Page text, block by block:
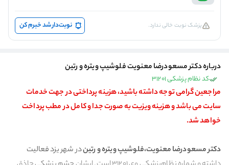
پزشک نوبت خالی ندارد. نوبت‌دار شد خبرم کن
درباره دکتر مسعودرضا معنویت فلوشیپ ویتره و رتین
کد نظام پزشکی 31201
مراجعین گرامی توجه داشته باشید، هزینه پرداختی در جهت خدمات
سایت می باشد و هزینه ویزیت به صورت جدا و کامل در مطب پرداخت
خواهد شد.
دکتر مسعودرضا معنویت،فلوشیپ ویتره و رتیندر شهر یزد فعالیت